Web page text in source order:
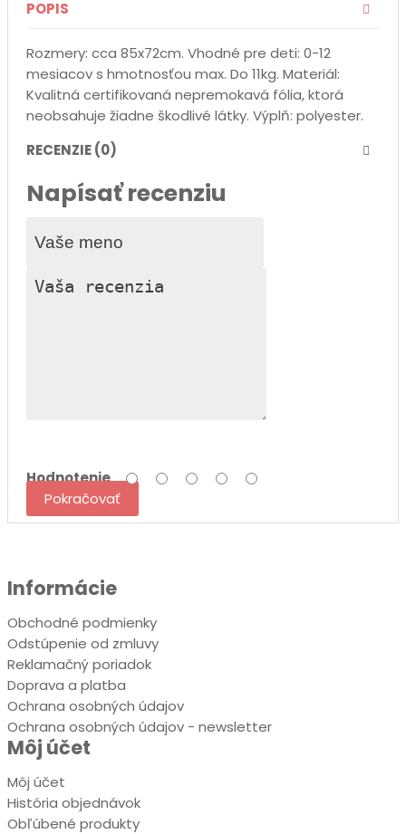
POPIS
Rozmery: cca 85x72cm. Vhodné pre deti: 0-12
mesiacov s hmotnosťou max. Do 11kg. Materiál:
Kvalitná certifikovaná nepremokavá fólia, ktorá
neobsahuje žiadne škodlivé látky. Výplň: polyester.
RECENZIE (0)
Napísať recenziu
Hodnotenie
Pokračovať
Informácie
Obchodné podmienky
Odstúpenie od zmluvy
Reklamačný poriadok
Doprava a platba
Ochrana osobných údajov
Ochrana osobných údajov - newsletter
Môj účet
Môj účet
História objednávok
Obľúbené produkty